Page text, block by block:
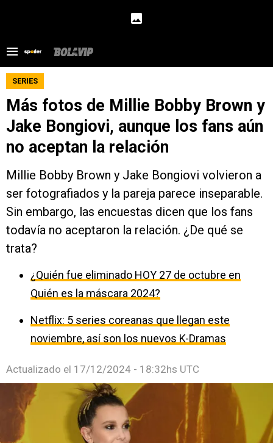
SERIES
Más fotos de Millie Bobby Brown y
Jake Bongiovi, aunque los fans aún
no aceptan la relación
Millie Bobby Brown y Jake Bongiovi volvieron a
ser fotografiados y la pareja parece inseparable.
Sin embargo, las encuestas dicen que los fans
todavía no aceptaron la relación. ¿De qué se
trata?
¿Quién fue eliminado HOY 27 de octubre en
Quién es la máscara 2024?
Netflix: 5 series coreanas que llegan este
noviembre, así son los nuevos K-Dramas
Actualizado el 17/12/2024 - 18:32hs UTC